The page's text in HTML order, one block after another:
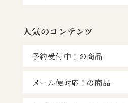
人気のコンテンツ
予約受付中！の商品
メール便対応！の商品